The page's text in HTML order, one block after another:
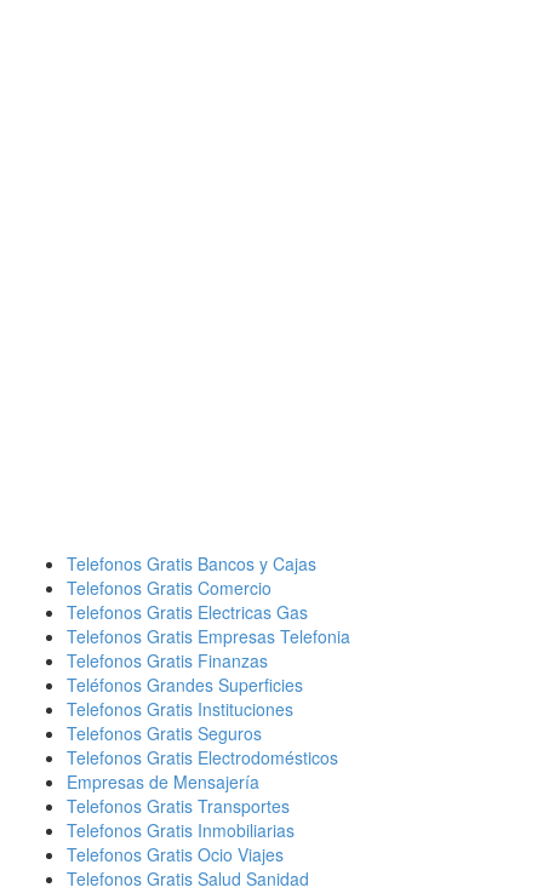
Telefonos Gratis Bancos y Cajas
Telefonos Gratis Comercio
Telefonos Gratis Electricas Gas
Telefonos Gratis Empresas Telefonia
Telefonos Gratis Finanzas
Teléfonos Grandes Superficies
Telefonos Gratis Instituciones
Telefonos Gratis Seguros
Telefonos Gratis Electrodomésticos
Empresas de Mensajería
Telefonos Gratis Transportes
Telefonos Gratis Inmobiliarias
Telefonos Gratis Ocio Viajes
Telefonos Gratis Salud Sanidad